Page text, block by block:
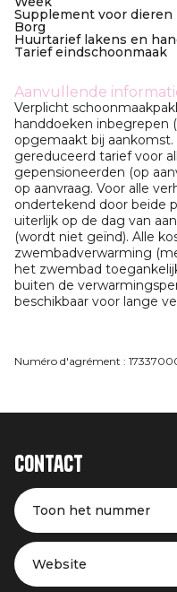
Supplement voor dieren
Borg
Huurtarief lakens en
Tarief eindschoonmaak
Aanvullende
Verplicht
handdoeken inbegrepen
opgemaakt bij
gereduceerd tarief voor
gepensioneerden (op
op aanvraag. Voor alle
ondertekend door beide
uiterlijk op de dag van
(wordt niet geïnd). Alle
zwembadverwarming
het zwembad
buiten de
beschikbaar voor lange
Numéro d'agrément :
Contact
Toon het nummer
Website